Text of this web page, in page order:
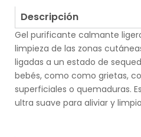
Descripción
Gel purificante calmante
limpieza de las zonas
ligadas a un estado de
bebés, como como grietas,
superficiales o quemaduras.
ultra suave para aliviar y